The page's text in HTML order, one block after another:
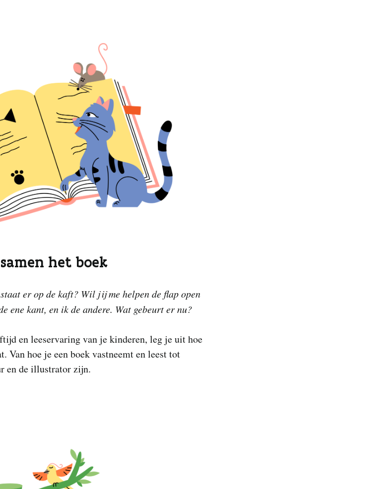
het boek
er op de kaft? Wil jij me helpen de flap open
ene kant, en ik de andere. Wat gebeurt er nu?
en leeservaring van je kinderen, leg je uit hoe
Van hoe je een boek vastneemt en leest tot
en de illustrator zijn.